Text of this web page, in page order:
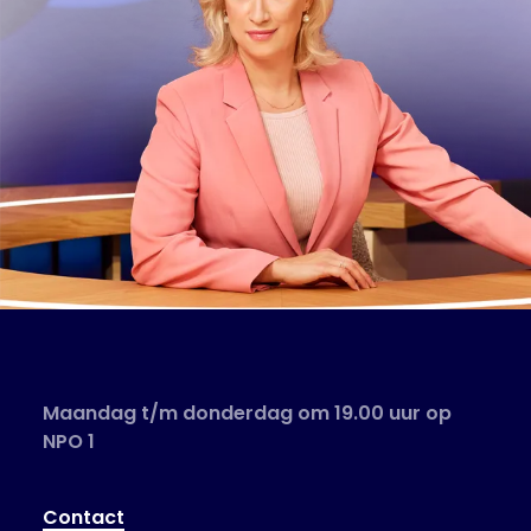
Maandag t/m donderdag om 19.00 uur op
NPO 1
Contact